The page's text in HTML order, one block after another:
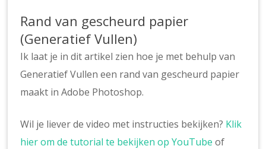
Rand van gescheurd papier
(Generatief Vullen)
Ik laat je in dit artikel zien hoe je met behulp van
Generatief Vullen een rand van gescheurd papier
maakt in Adobe Photoshop.
Wil je liever de video met instructies bekijken? Klik
hier om de tutorial te bekijken op YouTube of